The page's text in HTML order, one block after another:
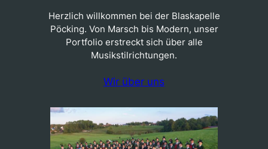
Herzlich willkommen bei der Blaskapelle
Pöcking. Von Marsch bis Modern, unser
Portfolio erstreckt sich über alle
Musikstilrichtungen.
Wir über uns